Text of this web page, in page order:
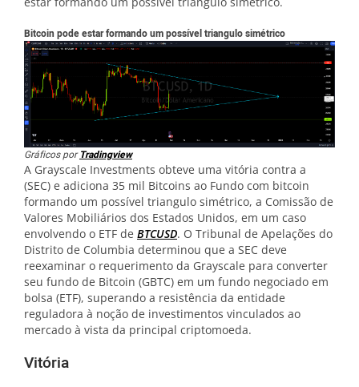
Bitcoin pode estar formando um possível triangulo simétrico
Gráficos por Tradingview
A Grayscale Investments obteve uma vitória contra a
(SEC) e adiciona 35 mil Bitcoins ao Fundo com bitcoin
formando um possível triangulo simétrico, a Comissão de
Valores Mobiliários dos Estados Unidos, em um caso
envolvendo o ETF de BTCUSD. O Tribunal de Apelações do
Distrito de Columbia determinou que a SEC deve
reexaminar o requerimento da Grayscale para converter
seu fundo de Bitcoin (GBTC) em um fundo negociado em
bolsa (ETF), superando a resistência da entidade
reguladora à noção de investimentos vinculados ao
mercado à vista da principal criptomoeda.
Vitória